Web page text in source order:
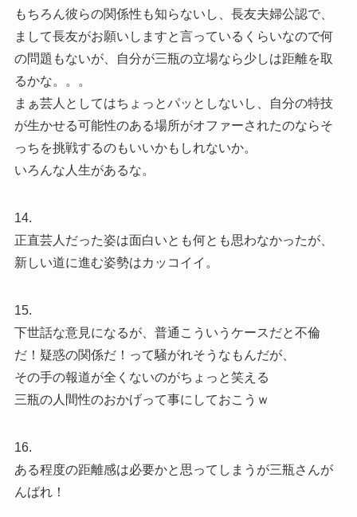
もちろん彼らの関係性も知らないし、長友夫婦公認で、
まして長友がお願いしますと言っているくらいなので何
の問題もないが、自分が三瓶の立場なら少しは距離を取
るかな。。。
まぁ芸人としてはちょっとパッとしないし、自分の特技
が生かせる可能性のある場所がオファーされたのならそ
っちを挑戦するのもいいかもしれないか。
いろんな人生があるな。
14.
正直芸人だった姿は面白いとも何とも思わなかったが、
新しい道に進む姿勢はカッコイイ。
15.
下世話な意見になるが、普通こういうケースだと不倫
だ！疑惑の関係だ！って騒がれそうなもんだが、
その手の報道が全くないのがちょっと笑える
三瓶の人間性のおかげって事にしておこうｗ
16.
ある程度の距離感は必要かと思ってしまうが三瓶さんが
んばれ！